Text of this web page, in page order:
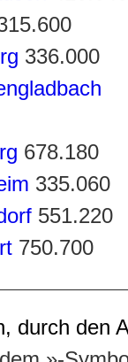
336.000
678.180
335.060
551.220
750.700
durch den